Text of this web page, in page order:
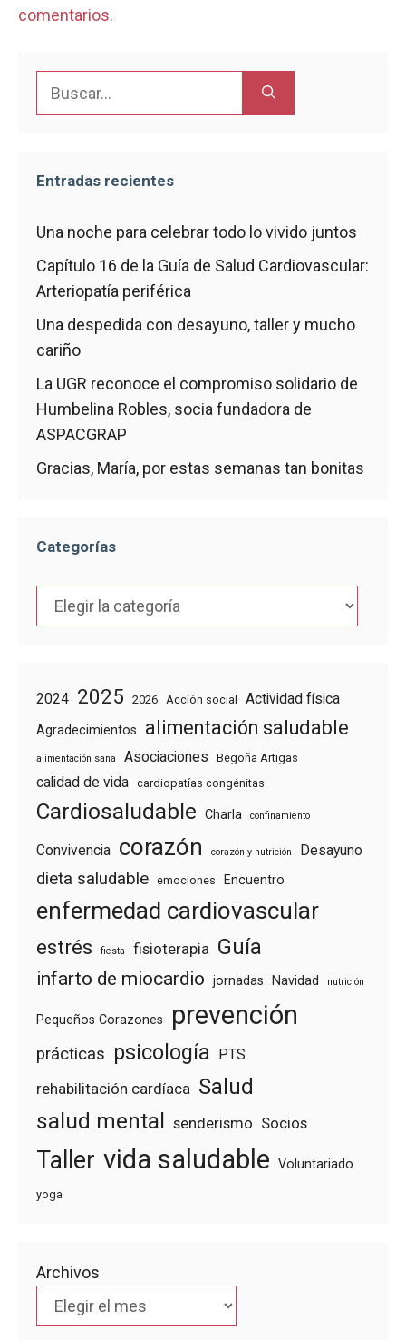
comentarios.
Entradas recientes
Una noche para celebrar todo lo vivido juntos
Capítulo 16 de la Guía de Salud Cardiovascular:
Arteriopatía periférica
Una despedida con desayuno, taller y mucho
cariño
La UGR reconoce el compromiso solidario de
Humbelina Robles, socia fundadora de
ASPACGRAP
Gracias, María, por estas semanas tan bonitas
Categorías
Categorías
2024 2025 2026 Acción social Actividad física
Agradecimientos alimentación saludable
alimentación sana Asociaciones Begoña Artigas
calidad de vida cardiopatías congénitas
Cardiosaludable Charla confinamiento
Convivencia corazón corazón y nutrición Desayuno
dieta saludable emociones Encuentro
enfermedad cardiovascular
estrés fiesta fisioterapia Guía
infarto de miocardio jornadas Navidad nutrición
Pequeños Corazones prevención
prácticas psicología PTS
rehabilitación cardíaca Salud
salud mental senderismo Socios
Taller vida saludable Voluntariado
yoga
Archivos